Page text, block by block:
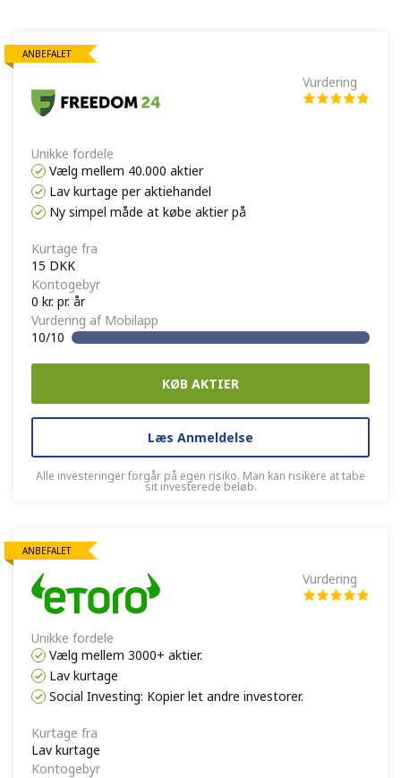
Vurdering
Unikke fordele
Vælg mellem 40.000 aktier
Lav kurtage per aktiehandel
Ny simpel måde at købe aktier på
Kurtage fra
15 DKK
Kontogebyr
0 kr. pr. år
Vurdering af Mobilapp
10/10
KØB AKTIER
Læs Anmeldelse
Alle investeringer forgår på egen risiko. Man kan risikere at tabe
sit investerede beløb.
ANBEFALET
Vurdering
Unikke fordele
Vælg mellem 3000+ aktier.
Lav kurtage
Social Investing: Kopier let andre investorer.
Kurtage fra
Lav kurtage
Kontogebyr
ANBEFALET